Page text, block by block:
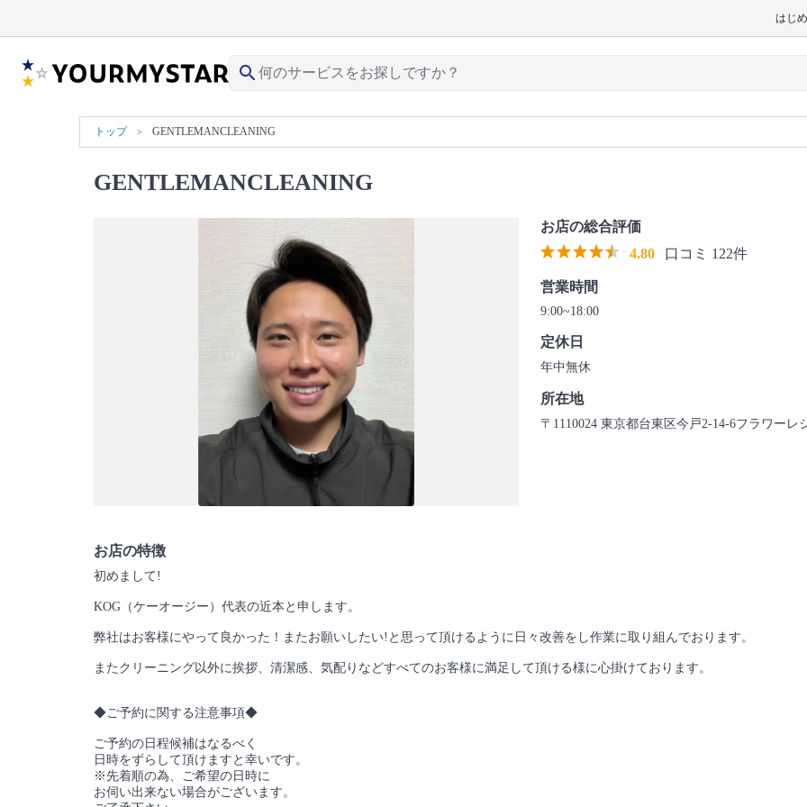
はじ
search
トップ GENTLEMANCLEANING
GENTLEMANCLEANING
お店の総合評価
4.80
口コミ 122件
営業時間
9:00~18:00
定休日
年中無休
所在地
〒1110024 東京都台東区今戸2-14-6フラワーレ
お店の特徴
初めまして!
KOG（ケーオージー）代表の近本と申します。
弊社はお客様にやって良かった！またお願いしたい!と思って頂けるように日々改善をし作業に取り組んでおります。
またクリーニング以外に挨拶、清潔感、気配りなどすべてのお客様に満足して頂ける様に心掛けております。
◆ご予約に関する注意事項◆
ご予約の日程候補はなるべく
日時をずらして頂けますと幸いです。
※先着順の為、ご希望の日時に
お伺い出来ない場合がございます。